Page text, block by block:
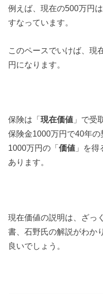
例えば、現在の500万円
すなっています。
このペースでいけば、現
円になります。
保険は「現在価値 」で受
保険金1000万円で40年
1000万円の「価値 」を
あります。
現在価値の説明は、ざっ
書、石野氏の解説がわか
良いでしょう。